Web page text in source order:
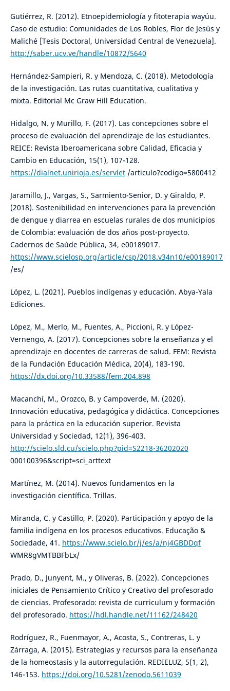
Gutiérrez, R. (2012). Etnoepidemiología y fitoterapia wayúu.
Caso de estudio: Comunidades de Los Robles, Flor de Jesús y
Maliché [Tesis Doctoral, Universidad Central de Venezuela].
http://saber.ucv.ve/handle/10872/5640
Hernández-Sampieri, R. y Mendoza, C. (2018). Metodología
de la investigación. Las rutas cuantitativa, cualitativa y
mixta. Editorial Mc Graw Hill Education.
Hidalgo, N. y Murillo, F. (2017). Las concepciones sobre el
proceso de evaluación del aprendizaje de los estudiantes.
REICE: Revista Iberoamericana sobre Calidad, Eficacia y
Cambio en Educación, 15(1), 107-128.
https://dialnet.unirioja.es/servlet/articulo?codigo=5800412
Jaramillo, J., Vargas, S., Sarmiento-Senior, D. y Giraldo, P.
(2018). Sostenibilidad en intervenciones para la prevención
de dengue y diarrea en escuelas rurales de dos municipios
de Colombia: evaluación de dos años post-proyecto.
Cadernos de Saúde Pública, 34, e00189017.
https://www.scielosp.org/article/csp/2018.v34n10/e00189017
/es/
López, L. (2021). Pueblos indígenas y educación. Abya-Yala
Ediciones.
López, M., Merlo, M., Fuentes, A., Piccioni, R. y López-
Vernengo, A. (2017). Concepciones sobre la enseñanza y el
aprendizaje en docentes de carreras de salud. FEM: Revista
de la Fundación Educación Médica, 20(4), 183-190.
https://dx.doi.org/10.33588/fem.204.898
Macanchí, M., Orozco, B. y Campoverde, M. (2020).
Innovación educativa, pedagógica y didáctica. Concepciones
para la práctica en la educación superior. Revista
Universidad y Sociedad, 12(1), 396-403.
http://scielo.sld.cu/scielo.php?pid=S2218-36202020
000100396&script=sci_arttext
Martínez, M. (2014). Nuevos fundamentos en la
investigación científica. Trillas.
Miranda, C. y Castillo, P. (2020). Participación y apoyo de la
familia indígena en los procesos educativos. Educação &
Sociedade, 41. https://www.scielo.br/j/es/a/nj4GBDDqf
WMR8gVMTBBFbLx/
Prado, D., Junyent, M., y Oliveras, B. (2022). Concepciones
iniciales de Pensamiento Crítico y Creativo del profesorado
de ciencias. Profesorado: revista de curriculum y formación
del profesorado. https://hdl.handle.net/11162/248420
Rodríguez, R., Fuenmayor, A., Acosta, S., Contreras, L. y
Zárraga, A. (2015). Estrategias y recursos para la enseñanza
de la homeostasis y la autorregulación. REDIELUZ, 5(1, 2),
146-153. https://doi.org/10.5281/zenodo.5611039